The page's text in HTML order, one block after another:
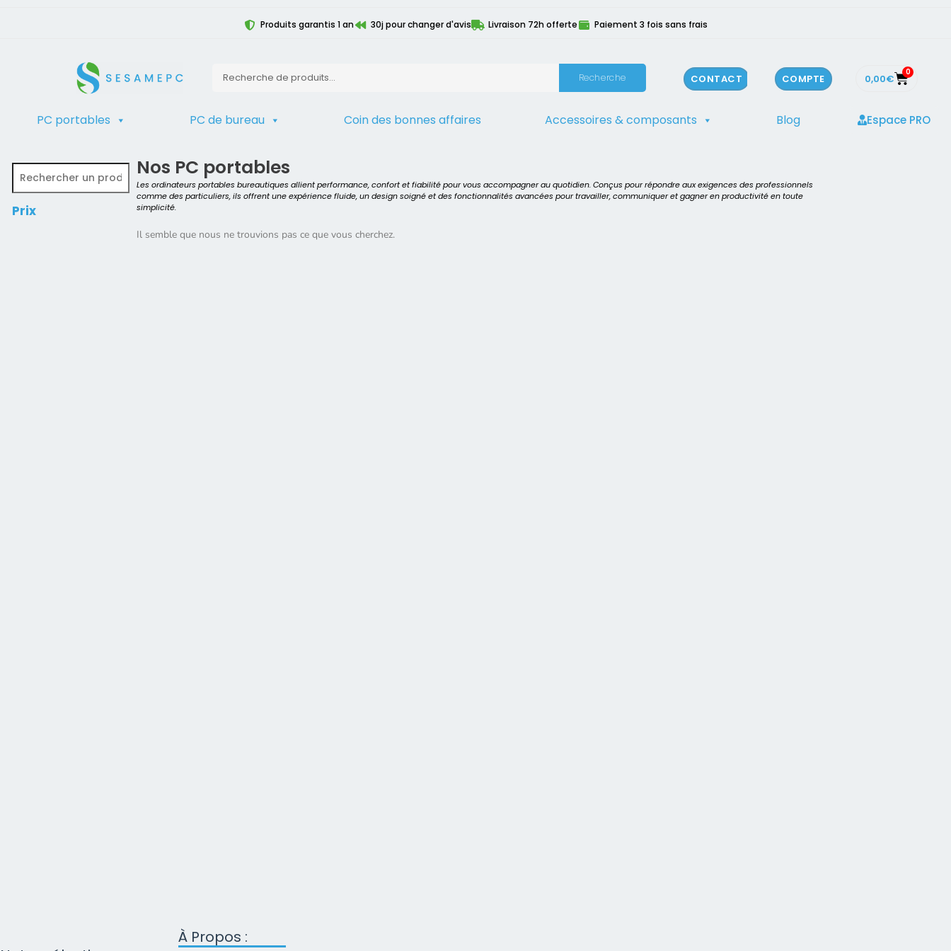
Produits garantis 1 an 30j pour changer d'avis Livraison 72h offerte Paiement 3 fois sans frais
Recherche CONTACT COMPTE 0,00€ 0
PC portables PC de bureau Coin des bonnes affaires Accessoires & composants Blog
Espace PRO
Prix
Nos PC portables
Les ordinateurs portables bureautiques allient performance, confort et fiabilité pour vous accompagner au quotidien. Conçus pour répondre aux exigences des professionnels
comme des particuliers, ils offrent une expérience fluide, un design soigné et des fonctionnalités avancées pour travailler, communiquer et gagner en productivité en toute
simplicité.
Il semble que nous ne trouvions pas ce que vous cherchez.
À Propos :